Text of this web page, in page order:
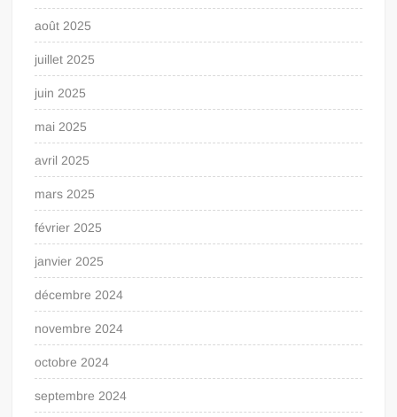
août 2025
juillet 2025
juin 2025
mai 2025
avril 2025
mars 2025
février 2025
janvier 2025
décembre 2024
novembre 2024
octobre 2024
septembre 2024